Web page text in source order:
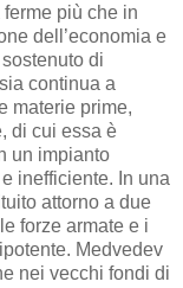
più che in
dell’economia e
di
continua a
materie prime,
di cui essa è
un impianto
inefficiente. In una
attorno a due
forze armate e i
Medvedev
nei vecchi fondi di